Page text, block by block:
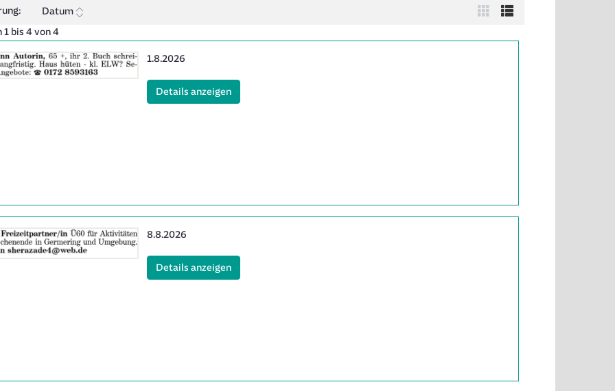
Datum
1 bis 4 von 4
Erscheinungsdatum:
1.8.2026
Details anzeigen(ID: 2063584)
Erscheinungsdatum:
8.8.2026
Details anzeigen(ID: 2064778)